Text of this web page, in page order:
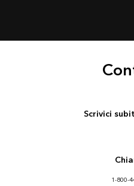
Scrivici
1-800-